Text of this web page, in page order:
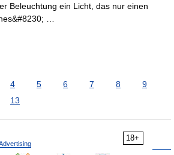
Beleuchtung ein Licht, das nur einen
…
4 5 6 7 8
9
13
18+